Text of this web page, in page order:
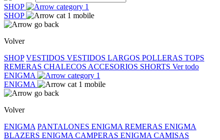
SHOP
SHOP
Volver
SHOP VESTIDOS VESTIDOS LARGOS POLLERAS TOPS
REMERAS CHALECOS ACCESORIOS SHORTS Ver todo
ENIGMA
ENIGMA
Volver
ENIGMA PANTALONES ENIGMA REMERAS ENIGMA
BLAZERS ENIGMA CAMPERAS ENIGMA CAMISAS